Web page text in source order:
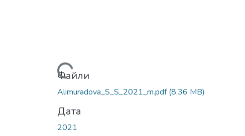
Вантажиться...
Файли
Alimuradova_S_S_2021_m.pdf(8,36 MB)
Дата
2021